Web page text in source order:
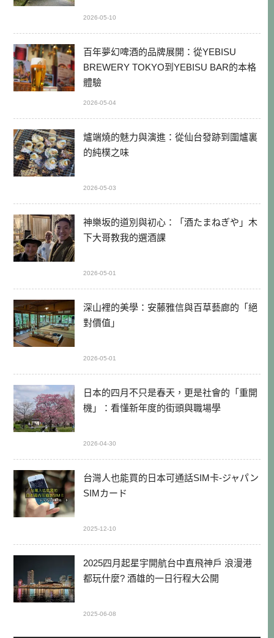
2026-05-10
百年夢幻啤酒的品牌展開：從YEBISU
BREWERY TOKYO到YEBISU BAR的本格
體驗
2026-05-04
爐端燒的魅力與演進：從仙台發跡到圍爐裏
的純樸之味
2026-05-03
神樂坂的道別與初心：「酒たまねぎや」木
下大哥教我的選酒課
2026-05-01
深山裡的美學：安藤雅信與百草藝廊的「絕
對價值」
2026-05-01
日本的四月不只是春天，更是社會的「重開
機」：看懂新年度的街頭與職場學
2026-04-30
台灣人也能買的日本可通話SIM卡-ジャパン
SIMカード
2025-12-10
2025四月起星宇開航台中直飛神戶 浪漫港
都玩什麼? 酒雄的一日行程大公開
2025-06-08